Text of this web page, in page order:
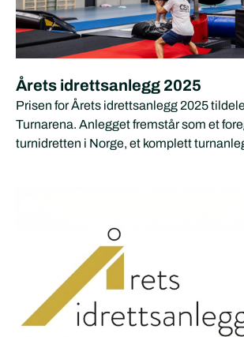
Årets idrettsanlegg 2025
Prisen for Årets idrettsanlegg 2025
Turnarena. Anlegget fremstår som et
turnidretten i Norge, et komplett